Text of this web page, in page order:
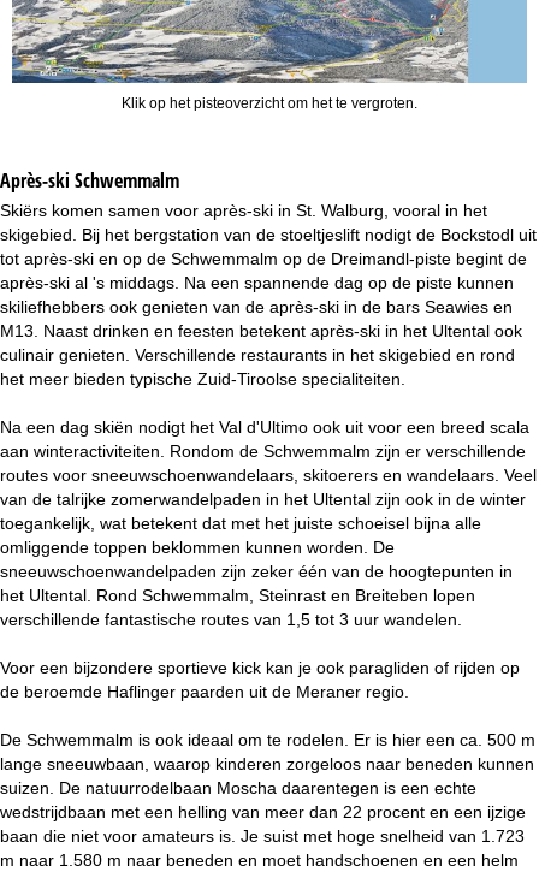
Klik op het pisteoverzicht om het te vergroten.
Après-ski Schwemmalm
Skiërs komen samen voor après-ski in St. Walburg, vooral in het
skigebied. Bij het bergstation van de stoeltjeslift nodigt de Bockstodl uit
tot après-ski en op de Schwemmalm op de Dreimandl-piste begint de
après-ski al 's middags. Na een spannende dag op de piste kunnen
skiliefhebbers ook genieten van de après-ski in de bars Seawies en
M13. Naast drinken en feesten betekent après-ski in het Ultental ook
culinair genieten. Verschillende restaurants in het skigebied en rond
het meer bieden typische Zuid-Tiroolse specialiteiten.
Na een dag skiën nodigt het Val d'Ultimo ook uit voor een breed scala
aan winteractiviteiten. Rondom de Schwemmalm zijn er verschillende
routes voor sneeuwschoenwandelaars, skitoerers en wandelaars. Veel
van de talrijke zomerwandelpaden in het Ultental zijn ook in de winter
toegankelijk, wat betekent dat met het juiste schoeisel bijna alle
omliggende toppen beklommen kunnen worden. De
sneeuwschoenwandelpaden zijn zeker één van de hoogtepunten in
het Ultental. Rond Schwemmalm, Steinrast en Breiteben lopen
verschillende fantastische routes van 1,5 tot 3 uur wandelen.
Voor een bijzondere sportieve kick kan je ook paragliden of rijden op
de beroemde Haflinger paarden uit de Meraner regio.
De Schwemmalm is ook ideaal om te rodelen. Er is hier een ca. 500 m
lange sneeuwbaan, waarop kinderen zorgeloos naar beneden kunnen
suizen. De natuurrodelbaan Moscha daarentegen is een echte
wedstrijdbaan met een helling van meer dan 22 procent en een ijzige
baan die niet voor amateurs is. Je suist met hoge snelheid van 1.723
m naar 1.580 m naar beneden en moet handschoenen en een helm